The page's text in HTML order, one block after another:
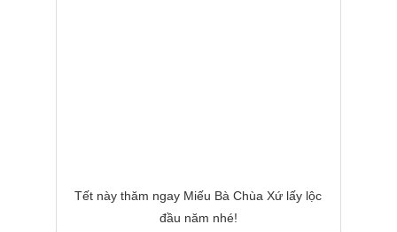
Tết này thăm ngay Miếu Bà Chùa Xứ lấy lộc
đầu năm nhé!